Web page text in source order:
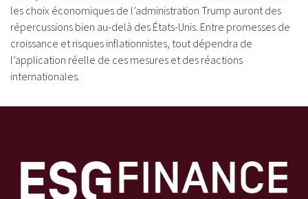
les choix économiques de l’administration Trump auront des
répercussions bien au-delà des États-Unis. Entre promesses de
croissance et risques inflationnistes, tout dépendra de
l’application réelle de ces mesures et des réactions
internationales.